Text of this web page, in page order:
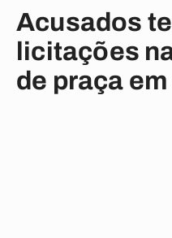
Acusados
licitações
de praça